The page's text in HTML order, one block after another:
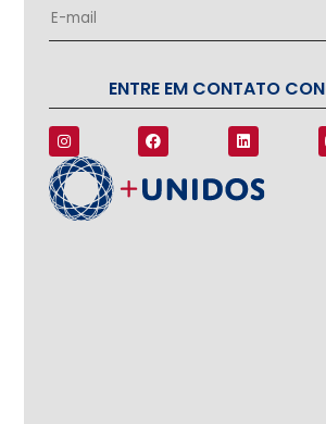
ENTRE EM CONTATO